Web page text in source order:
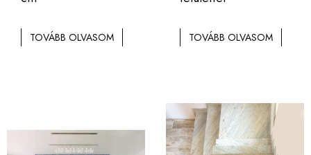
TOVÁBB OLVASOM TOVÁBB OLVASOM